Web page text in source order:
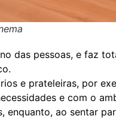
das pessoas, e faz
e prateleiras, por
e com o
enquanto, ao sentar